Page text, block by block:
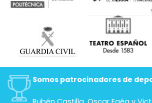
Somos patrocinadores de